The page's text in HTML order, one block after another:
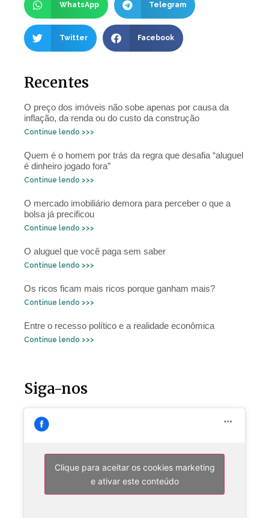
WhatsApp Telegram
Twitter Facebook
Recentes
O preço dos imóveis não sobe apenas por causa da
inflação, da renda ou do custo da construção
Continue lendo >>>
Quem é o homem por trás da regra que desafia “aluguel
é dinheiro jogado fora”
Continue lendo >>>
O mercado imobiliário demora para perceber o que a
bolsa já precificou
Continue lendo >>>
O aluguel que você paga sem saber
Continue lendo >>>
Os ricos ficam mais ricos porque ganham mais?
Continue lendo >>>
Entre o recesso político e a realidade econômica
Continue lendo >>>
Siga-nos
Clique para aceitar os cookies marketing
e ativar este conteúdo